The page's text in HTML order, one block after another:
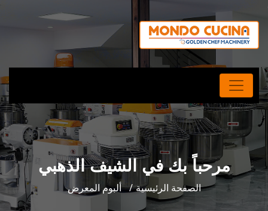
مرحباً بك في الشيف الذهبي
الصفحة الرئيسية ألبوم المعرض